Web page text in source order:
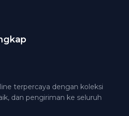
terpercaya dengan koleksi
dan pengiriman ke seluruh